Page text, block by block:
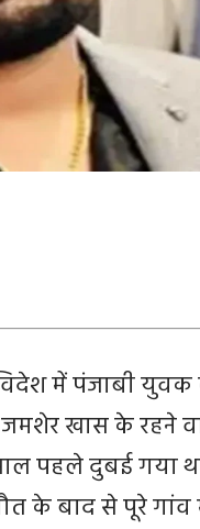
में पंजाबी
खास के रहने
पहले दुबई गया
के बाद से पूरे